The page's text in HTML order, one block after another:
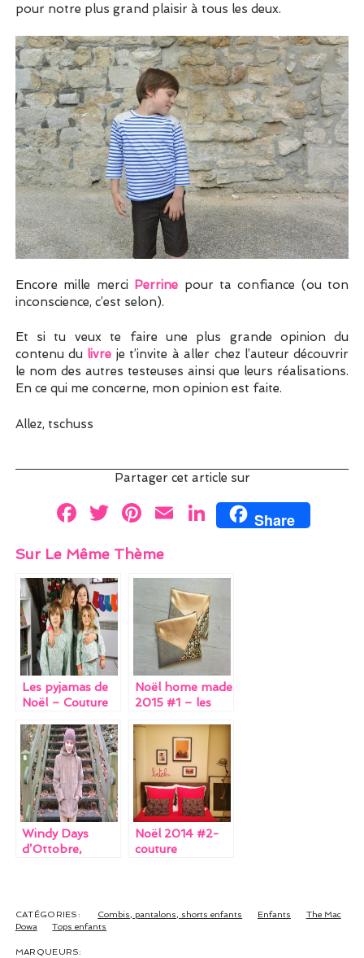
pour notre plus grand plaisir à tous les deux.
Encore mille merci Perrine pour ta confiance (ou ton
inconscience, c’est selon).
Et si tu veux te faire une plus grande opinion du
contenu du livre je t’invite à aller chez l’auteur découvrir
le nom des autres testeuses ainsi que leurs réalisations.
En ce qui me concerne, mon opinion est faite.
Allez, tschuss
Partager cet article sur
F
ce
b
o
o
k
T
w
itt
er
Pi
er
es
t
E
l
Li
e
dI
n
Share
Sur Le Même Thème
Les pyjamas de
Noël – Couture
Noël home made
2015 #1 – les
adultes
Windy Days
d’Ottobre,
Noël 2014 #2-
couture
CATÉGORIES: Combis, pantalons, shorts enfants Enfants
The Mac
Powa
Tops enfants
MARQUEURS: